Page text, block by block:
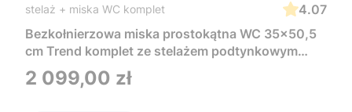
stelaż + miska WC komplet
4.07
Bezkołnierzowa miska prostokątna WC 35x50,5
cm Trend komplet ze stelażem podtynkowym
Tece i czarnym przyciskiem TeceNow
TR2216+Tece
Cena
2 099,00 zł